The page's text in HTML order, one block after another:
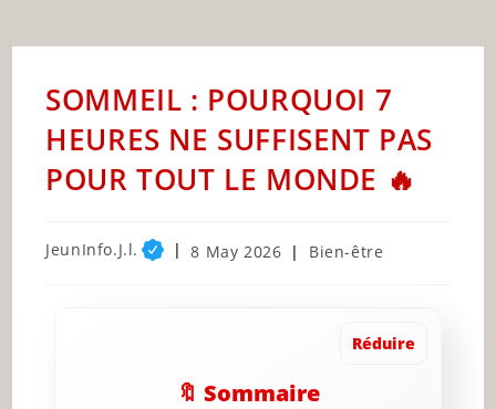
SOMMEIL : POURQUOI 7
HEURES NE SUFFISENT PAS
POUR TOUT LE MONDE 🔥
Post
JeunInfo.J.l.
Post
8 May 2026
Post
Bien-être
Réduire
🔖 Sommaire